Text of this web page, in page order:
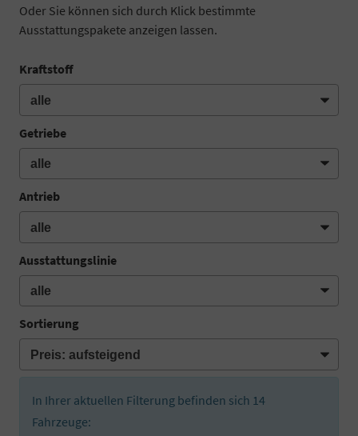
Oder Sie können sich durch Klick bestimmte
Ausstattungspakete anzeigen lassen.
Kraftstoff
Getriebe
Antrieb
Ausstattungslinie
Sortierung
In Ihrer aktuellen Filterung befinden sich 14
Fahrzeuge: